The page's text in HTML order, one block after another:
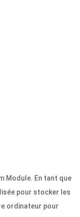
Module. En tant que
pour stocker les
ordinateur pour